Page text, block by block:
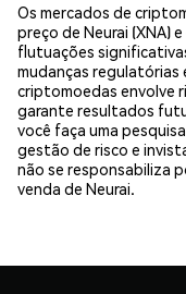
Os mercados de
preço de Neurai
flutuações
mudanças
criptomoedas envolve
garante resultados
você faça uma
gestão de risco e
não se responsabiliza
venda de Neurai.